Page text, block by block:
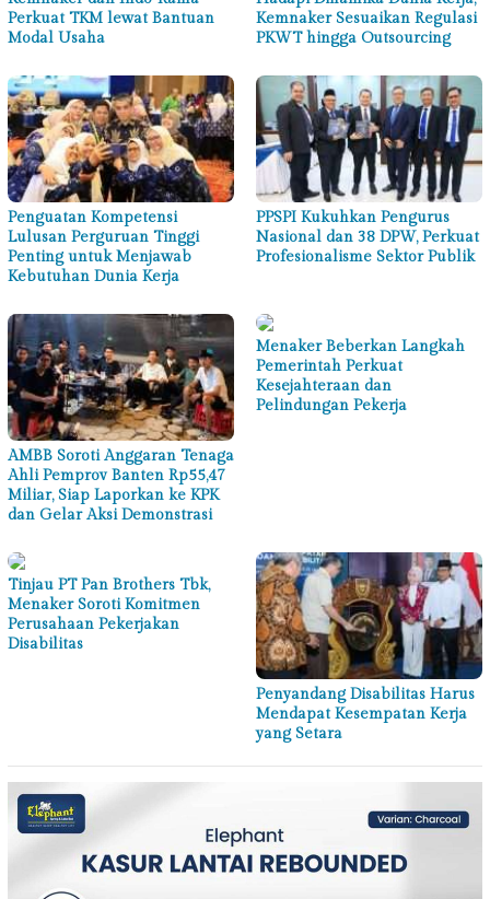
Perkuat TKM lewat Bantuan
Modal Usaha
Kemnaker Sesuaikan Regulasi
PKWT hingga Outsourcing
Penguatan Kompetensi
Lulusan Perguruan Tinggi
Penting untuk Menjawab
Kebutuhan Dunia Kerja
PPSPI Kukuhkan Pengurus
Nasional dan 38 DPW, Perkuat
Profesionalisme Sektor Publik
AMBB Soroti Anggaran Tenaga
Ahli Pemprov Banten Rp55,47
Miliar, Siap Laporkan ke KPK
dan Gelar Aksi Demonstrasi
Menaker Beberkan Langkah
Pemerintah Perkuat
Kesejahteraan dan
Pelindungan Pekerja
Tinjau PT Pan Brothers Tbk,
Menaker Soroti Komitmen
Perusahaan Pekerjakan
Disabilitas
Penyandang Disabilitas Harus
Mendapat Kesempatan Kerja
yang Setara